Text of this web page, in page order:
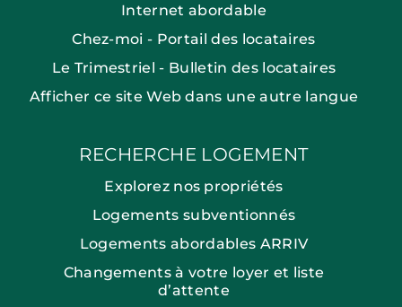
Internet abordable
Chez-moi - Portail des locataires
Le Trimestriel - Bulletin des locataires
Afficher ce site Web dans une autre langue
RECHERCHE LOGEMENT
Explorez nos propriétés
Logements subventionnés
Logements abordables ARRIV
Changements à votre loyer et liste
d’attente